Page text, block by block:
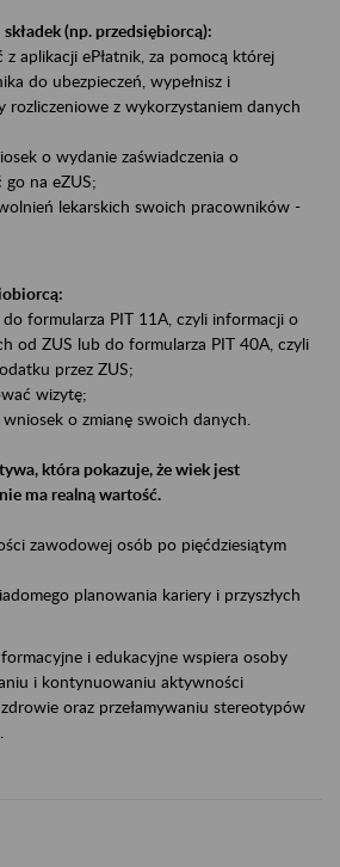
(np. przedsiębiorcą):
aplikacji ePłatnik, za pomocą której
do ubezpieczeń, wypełnisz i
rozliczeniowe z wykorzystaniem danych
o wydanie zaświadczenia o
go na eZUS;
lekarskich swoich pracowników -
formularza PIT 11A, czyli informacji o
od ZUS lub do formularza PIT 40A, czyli
przez ZUS;
wizytę;
o zmianę swoich danych.
która pokazuje, że wiek jest
ma realną wartość.
zawodowej osób po pięćdziesiątym
planowania kariery i przyszłych
i edukacyjne wspiera osoby
i kontynuowaniu aktywności
oraz przełamywaniu stereotypów